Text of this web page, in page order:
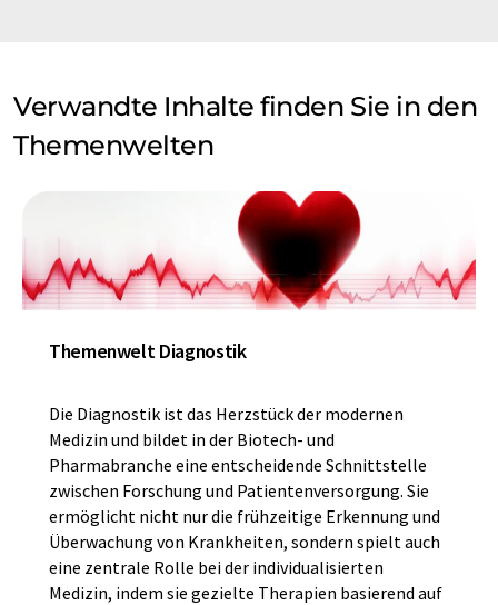
Verwandte Inhalte finden Sie in den
Themenwelten
Themenwelt Diagnostik
Die Diagnostik ist das Herzstück der modernen
Medizin und bildet in der Biotech- und
Pharmabranche eine entscheidende Schnittstelle
zwischen Forschung und Patientenversorgung. Sie
ermöglicht nicht nur die frühzeitige Erkennung und
Überwachung von Krankheiten, sondern spielt auch
eine zentrale Rolle bei der individualisierten
Medizin, indem sie gezielte Therapien basierend auf